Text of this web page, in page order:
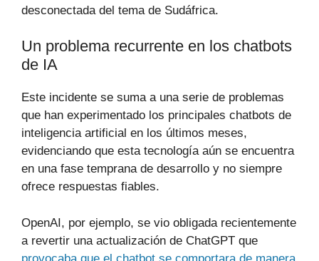
desconectada del tema de Sudáfrica.
Un problema recurrente en los chatbots
de IA
Este incidente se suma a una serie de problemas
que han experimentado los principales chatbots de
inteligencia artificial en los últimos meses,
evidenciando que esta tecnología aún se encuentra
en una fase temprana de desarrollo y no siempre
ofrece respuestas fiables.
OpenAI, por ejemplo, se vio obligada recientemente
a revertir una actualización de ChatGPT que
provocaba que el chatbot se comportara de manera